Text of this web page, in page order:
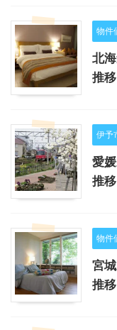
物件
北
推
伊予
愛
推
物件
宮
推